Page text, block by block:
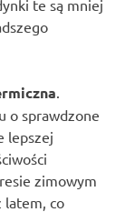
te są mniej
o sprawdzone
lepszej
zimowym
latem, co